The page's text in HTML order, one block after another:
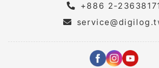
+886 2-